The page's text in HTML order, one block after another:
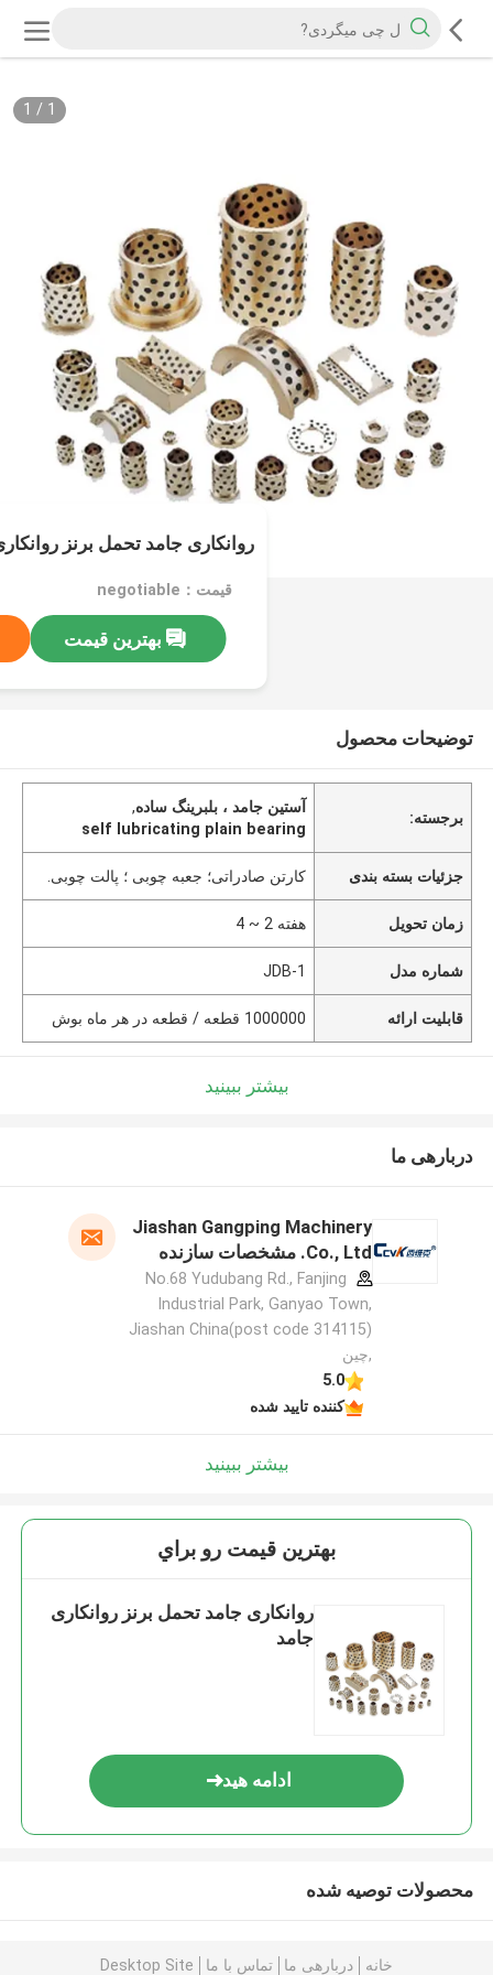
1
/
1
روانکاری جامد تحمل برنز
قیمت：negotiable
بهترین قیمت
توضیحات محصول
برجسته:
آستین جامد ، بلبرینگ ساده,
self lubricating plain bearing
جزئیات بسته بندی کارتن صادراتی؛ جعبه چوبی ؛ پالت چوبی.
زمان تحویل هفته 2 ~ 4
شماره مدل JDB-1
قابلیت ارائه 1000000 قطعه / قطعه در هر ماه بوش
بیشتر ببینید
دربارهی ما
Jiashan Gangping Machinery
Co., Ltd. مشخصات سازنده
No.68 Yudubang Rd., Fanjing
Industrial Park, Ganyao Town,
Jiashan China(post code 314115)
,چین
5.0
کننده تایید شده
بیشتر ببینید
بهترين قيمت رو براي
روانکاری جامد تحمل برنز روانکاری
جامد
ادامه هید
محصولات توصیه شده
خانه دربارهی ما تماس با ما Desktop Site